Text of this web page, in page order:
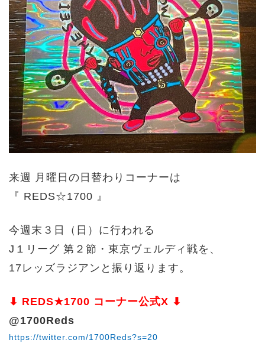
来週 月曜日の日替わりコーナーは
『 REDS☆1700 』
今週末３日（日）に行われる
J１リーグ 第２節・東京ヴェルディ戦を、
17レッズラジアンと振り返ります。
⬇︎ REDS★1700 コーナー公式X ⬇︎
@1700Reds
https://twitter.com/1700Reds?s=20